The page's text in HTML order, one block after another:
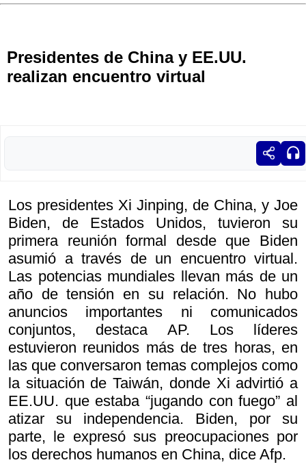
Presidentes de China y EE.UU.
realizan encuentro virtual
Los presidentes Xi Jinping, de China, y Joe
Biden, de Estados Unidos, tuvieron su
primera reunión formal desde que Biden
asumió a través de un encuentro virtual.
Las potencias mundiales llevan más de un
año de tensión en su relación. No hubo
anuncios importantes ni comunicados
conjuntos, destaca AP. Los líderes
estuvieron reunidos más de tres horas, en
las que conversaron temas complejos como
la situación de Taiwán, donde Xi advirtió a
EE.UU. que estaba “jugando con fuego” al
atizar su independencia. Biden, por su
parte, le expresó sus preocupaciones por
los derechos humanos en China, dice Afp.